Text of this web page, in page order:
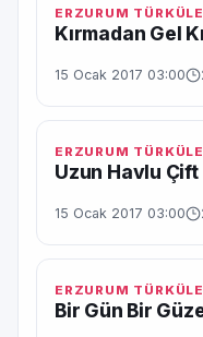
ERZURUM
Kırmadan Gel
15 Ocak 2017 03:00
ERZURUM
Uzun Havlu
15 Ocak 2017 03:00
ERZURUM
Bir Gün Bir